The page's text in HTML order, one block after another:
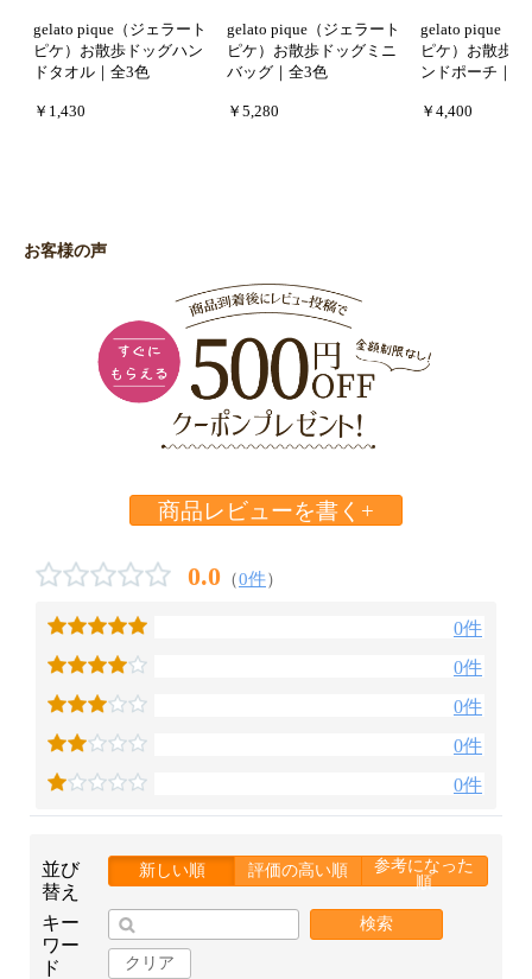
お買い物を続ける
gelato pique（ジェラート
ピケ）お散歩ドッグハン
ドタオル｜全3色
￥1,430
gelato pique（ジェラート
ピケ）お散歩ドッグミニ
バッグ｜全3色
￥5,280
gelato pique（
ピケ）お散歩
ンドポーチ｜全
￥4,400
お客様の声
商品レビューを書く+
0.0 （0件）
0件
0件
0件
0件
0件
並び
替え
新しい順 評価の高い順
参考になった
順
キー
ワー
ド
検索
クリア